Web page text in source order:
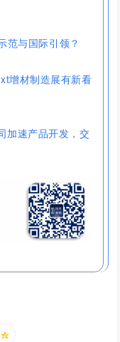
范与国际引领？
增材制造展有新看
加速产品开发，交